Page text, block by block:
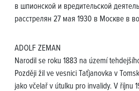
в шпионской и вредительской
расстрелян 27 мая 1930 в Москве в
ADOLF ZEMAN
Narodil se roku 1883 na území
Později žil ve vesnici Taťjanovka v
jako včelař v útulku pro invalidy. V říjnu